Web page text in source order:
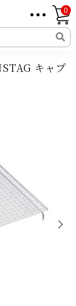
0
バーベキューコン
ッグ CAPTAINSTAG
キャプ